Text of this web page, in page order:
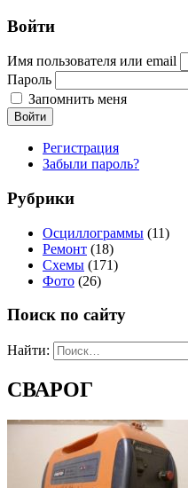
Войти
Имя пользователя или email
Пароль
Запомнить меня
Войти
Регистрация
Забыли пароль?
Рубрики
Осциллограммы (11)
Ремонт (18)
Схемы (171)
Фото (26)
Поиск по сайту
Найти:
СВАРОГ